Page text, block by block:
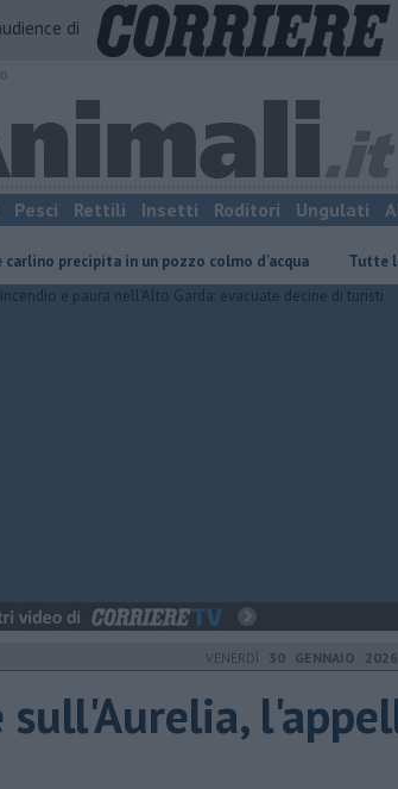
di
Pesci Rettili Insetti Roditori Ungulati
in un pozzo colmo d'acqua ​Tutte le
VENERDÌ 30 GENNAIO 2026
sull'Aurelia,